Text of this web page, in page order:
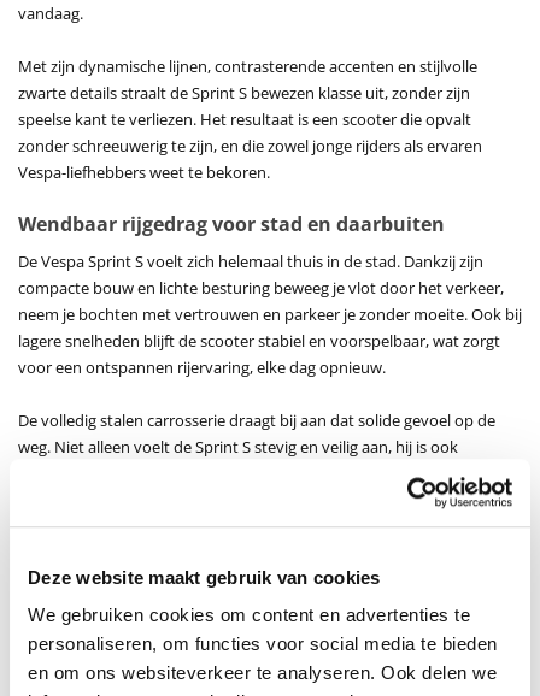
Deze website maakt gebruik van cookies
We gebruiken cookies om content en advertenties te
personaliseren, om functies voor social media te bieden
en om ons websiteverkeer te analyseren. Ook delen we
vandaag.
Met zijn dynamische lijnen, contrasterende accenten en stijlvolle
zwarte details straalt de Sprint S bewezen klasse uit, zonder zijn
speelse kant te verliezen. Het resultaat is een scooter die opvalt
zonder schreeuwerig te zijn, en die zowel jonge rijders als ervaren
Vespa-liefhebbers weet te bekoren.
Wendbaar rijgedrag voor stad en daarbuiten
De Vespa Sprint S voelt zich helemaal thuis in de stad. Dankzij zijn
compacte bouw en lichte besturing beweeg je vlot door het verkeer,
neem je bochten met vertrouwen en parkeer je zonder moeite. Ook bij
lagere snelheden blijft de scooter stabiel en voorspelbaar, wat zorgt
voor een ontspannen rijervaring, elke dag opnieuw.
De volledig stalen carrosserie draagt bij aan dat solide gevoel op de
weg. Niet alleen voelt de Sprint S stevig en veilig aan, hij is ook
gebouwd om jarenlang mee te gaan. Dat maakt deze Vespa bijzonder
geschikt voor dagelijks gebruik, zowel voor woon-werkverkeer als voor
recreatieve ritten.
Comfort en controle, elke rit opnieuw
Tijdens het rijden geniet je van een comfortabele zithouding en een
overzichtelijk dashboard. Het multifunctionele LCD-display toont alle
essentiële rij-informatie in één oogopslag, zonder afleiding. Alles is